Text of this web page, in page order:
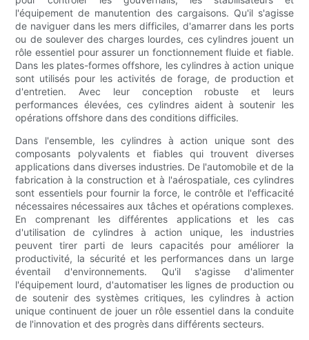
l'équipement de manutention des cargaisons. Qu'il s'agisse
de naviguer dans les mers difficiles, d'amarrer dans les ports
ou de soulever des charges lourdes, ces cylindres jouent un
rôle essentiel pour assurer un fonctionnement fluide et fiable.
Dans les plates-formes offshore, les cylindres à action unique
sont utilisés pour les activités de forage, de production et
d'entretien. Avec leur conception robuste et leurs
performances élevées, ces cylindres aident à soutenir les
opérations offshore dans des conditions difficiles.
Dans l'ensemble, les cylindres à action unique sont des
composants polyvalents et fiables qui trouvent diverses
applications dans diverses industries. De l'automobile et de la
fabrication à la construction et à l'aérospatiale, ces cylindres
sont essentiels pour fournir la force, le contrôle et l'efficacité
nécessaires nécessaires aux tâches et opérations complexes.
En comprenant les différentes applications et les cas
d'utilisation de cylindres à action unique, les industries
peuvent tirer parti de leurs capacités pour améliorer la
productivité, la sécurité et les performances dans un large
éventail d'environnements. Qu'il s'agisse d'alimenter
l'équipement lourd, d'automatiser les lignes de production ou
de soutenir des systèmes critiques, les cylindres à action
unique continuent de jouer un rôle essentiel dans la conduite
de l'innovation et des progrès dans différents secteurs.